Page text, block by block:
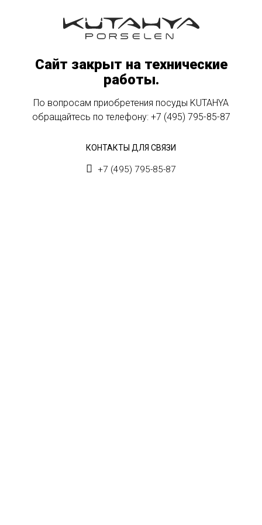
Сайт закрыт на технические
работы.
По вопросам приобретения посуды KUTAHYA
обращайтесь по телефону: +7 (495) 795-85-87
КОНТАКТЫ ДЛЯ СВЯЗИ
+7 (495) 795-85-87